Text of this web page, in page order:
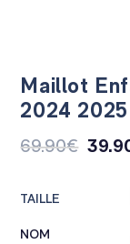
Maillot
2024 2025
69.90€
TAILLE
NOM